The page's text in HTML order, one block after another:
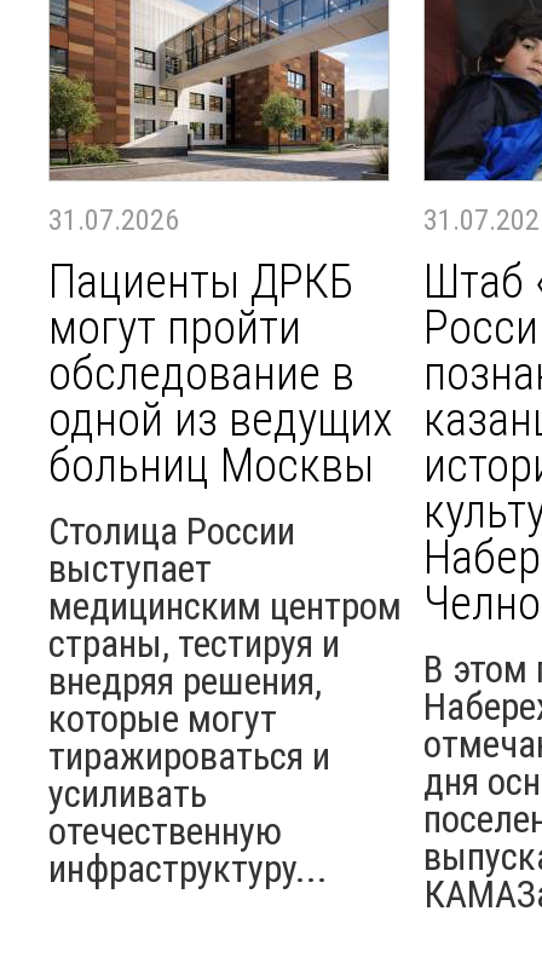
31.07.2026
Пациенты ДРКБ
могут пройти
обследование в
одной из ведущих
больниц Москвы
Столица России
выступает
медицинским центром
страны, тестируя и
внедряя решения,
которые могут
тиражироваться и
усиливать
отечественную
инфраструктуру...
Штаб
В этом
дня